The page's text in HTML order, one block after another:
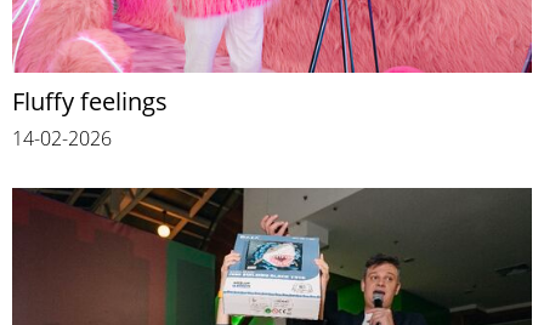
Fluffy feelings
14-02-2026